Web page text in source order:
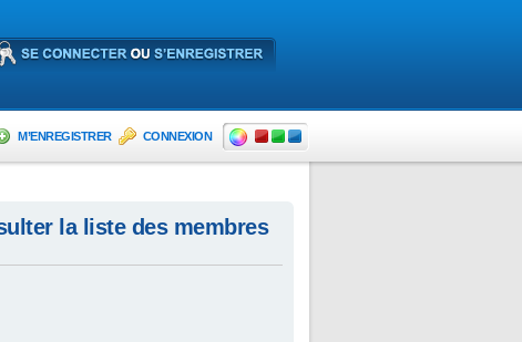
M’ENREGISTRER CONNEXION
la liste des membres